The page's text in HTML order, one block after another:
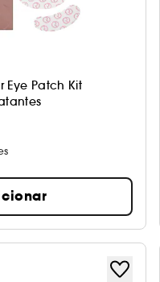
Eye Patch Kit